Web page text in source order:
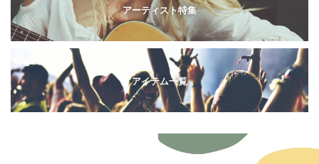
アーティスト特集
アイテム一覧